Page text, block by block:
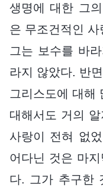
생명에 대한 그
은 무조건적인
그는 보수를 바
라지 않았다. 반
그리스도에 대해
대해서도 거의
사랑이 전혀 없
어다닌 것은 마
다. 그가 추구한